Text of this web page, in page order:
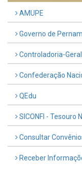
AMUPE
Governo de
Controladoria-
Confederação
QEdu
SICONFI - Tesouro
Consultar
Receber